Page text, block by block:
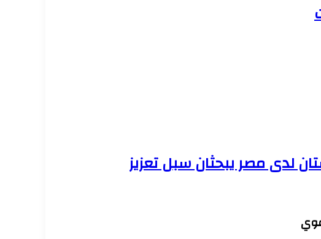
لدى مصر يبحثان سبل تعزيز